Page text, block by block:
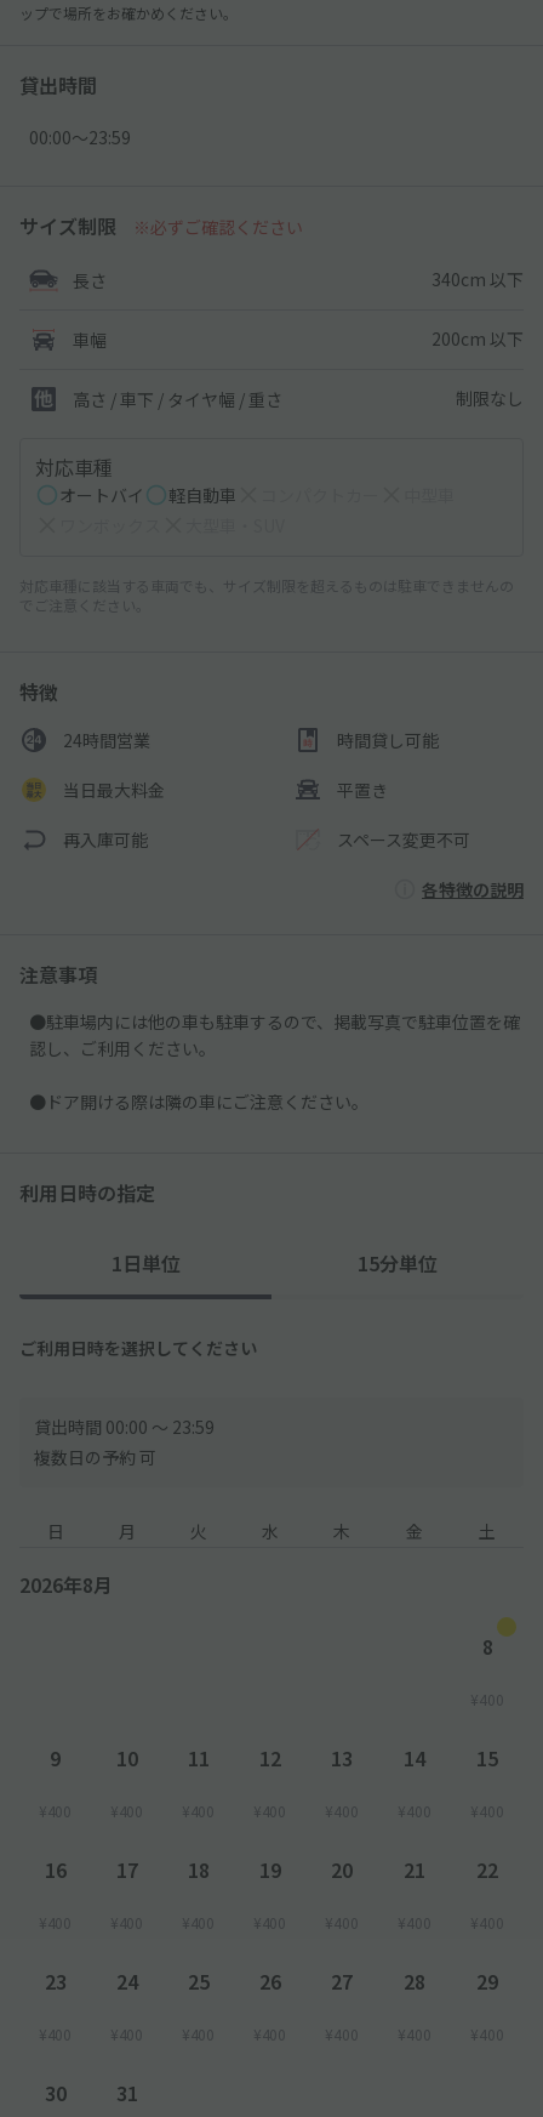
ップで場所をお確かめください。
貸出時間
00:00〜23:59
サイズ制限 ※必ずご確認ください
長さ 340cm 以下
車幅 200cm 以下
高さ / 車下 / タイヤ幅 / 重さ 制限なし
対応車種
オートバイ 軽自動車
対応車種に該当する車両でも、サイズ制限を超えるものは駐車できませんの
でご注意ください。
特徴
24時間営業 時間貸し可能
当日最大料金 平置き
再入庫可能 スペース変更不可
各特徴の説明
注意事項
●駐車場内には他の車も駐車するので、掲載写真で駐車位置を確
認し、ご利用ください。
●ドア開ける際は隣の車にご注意ください。
利用日時の指定
1日単位 15分単位
ご利用日時を選択してください
貸出時間 00:00 〜 23:59
複数日の予約 可
日 月 火 水 木 金 土
2026年8月
8
¥400
9
¥400
10
¥400
11
¥400
12
¥400
13
¥400
14
¥400
15
¥400
16
¥400
17
¥400
18
¥400
19
¥400
20
¥400
21
¥400
22
¥400
23
¥400
24
¥400
25
¥400
26
¥400
27
¥400
28
¥400
29
¥400
30 31